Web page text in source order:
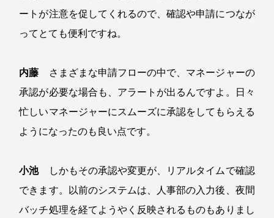
ートが注意を促してくれるので、確認や申請につなが
ってとても便利ですね。
内藤 さまざまな申請フローの中で、マネージャーの
承認が必要な場合も、アラートが出るんですよ。日々
忙しいマネージャーにスムーズに承認をしてもらえる
ようになったのも良い点です。
小池しかもその承認や変更が、リアルタイムで確認
できます。以前のシステムは、人事部の入力後、夜間
バッチ処理を経てようやく反映されるものもありまし